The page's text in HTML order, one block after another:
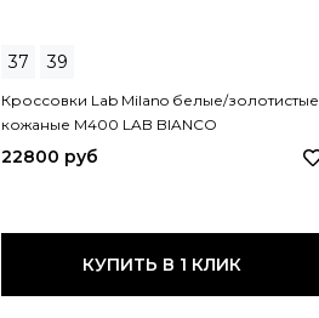
37 39
Кроссовки Lab Milano белые/золотистые
кожаные M400 LAB BIANCO
22800 руб
КУПИТЬ В 1 КЛИК